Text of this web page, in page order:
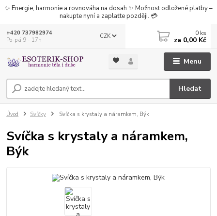
✨ Energie, harmonie a rovnováha na dosah ✨ Možnost odložené platby –
nakupte nyní a zaplaťte později. 💳
Menu
CZK
Hledat
+420 737982974
Po-pá 9 - 17h
0 ks
za 0,00 Kč
Úvod Svíčky Svíčka s krystaly a náramkem, Býk
Svíčka s krystaly a náramkem,
Býk